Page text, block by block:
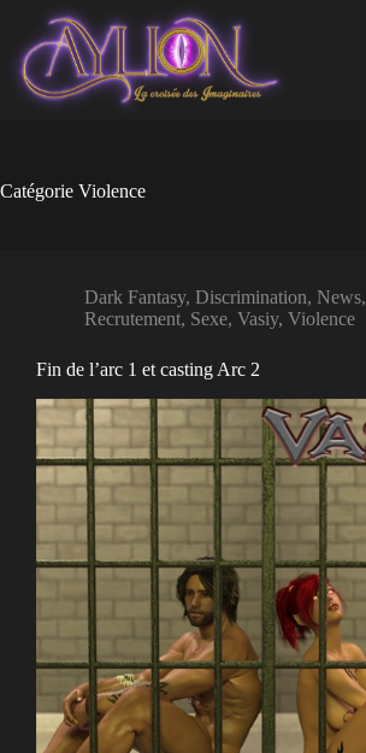
contenu
Catégorie Violence
Dark Fantasy, Discrimination, News,
Recrutement, Sexe, Vasiy, Violence
Fin de l’arc 1 et casting Arc 2